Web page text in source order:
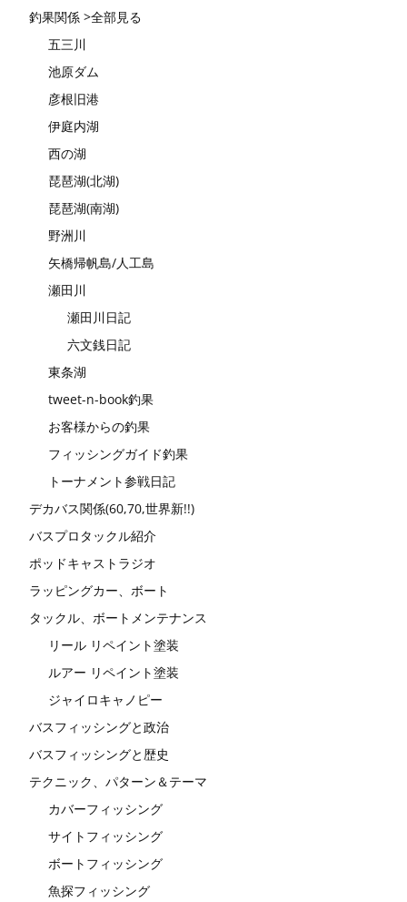
釣果関係 >全部見る
五三川
池原ダム
彦根旧港
伊庭内湖
西の湖
琵琶湖(北湖)
琵琶湖(南湖)
野洲川
矢橋帰帆島/人工島
瀬田川
瀬田川日記
六文銭日記
東条湖
tweet-n-book釣果
お客様からの釣果
フィッシングガイド釣果
トーナメント参戦日記
デカバス関係(60,70,世界新!!)
バスプロタックル紹介
ポッドキャストラジオ
ラッピングカー、ボート
タックル、ボートメンテナンス
リール リペイント塗装
ルアー リペイント塗装
ジャイロキャノピー
バスフィッシングと政治
バスフィッシングと歴史
テクニック、パターン＆テーマ
カバーフィッシング
サイトフィッシング
ボートフィッシング
魚探フィッシング